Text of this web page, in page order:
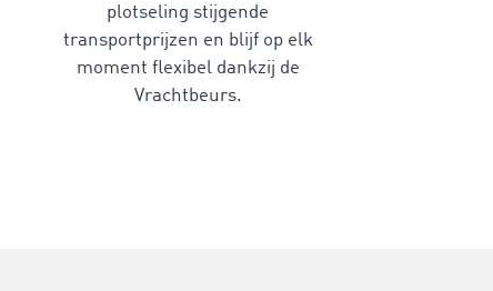
plotseling stijgende
transportprijzen en blijf op elk
moment flexibel dankzij de
Vrachtbeurs.